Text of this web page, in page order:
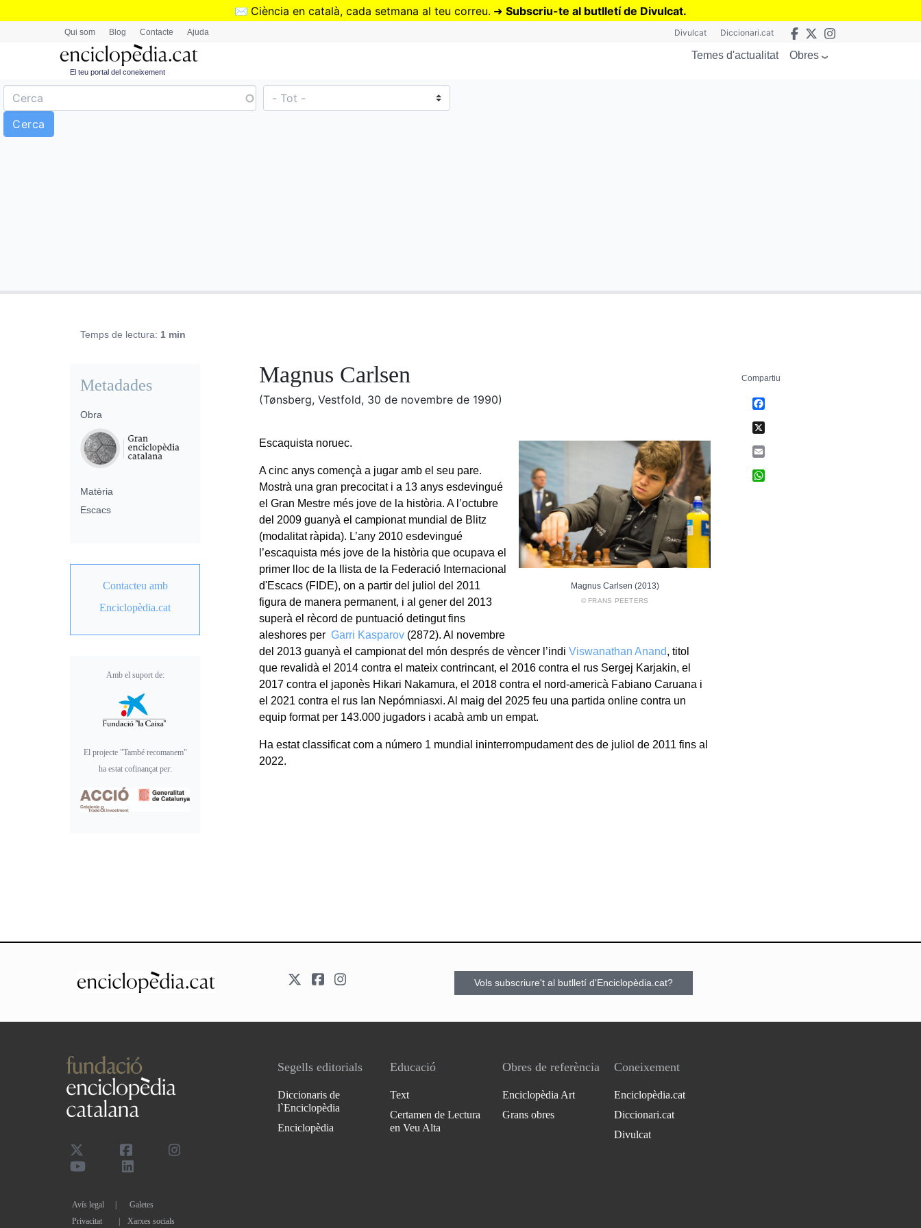
Vés
✉️ Ciència en català, cada setmana al teu correu. ➜ Subscriu-te al butlletí de Divulcat.
Qui som Blog Contacte Ajuda Divulcat Diccionari.cat
El teu portal del coneixement
Temes d'actualitat Obres
Temps de lectura: 1 min
Magnus Carlsen
(Tønsberg, Vestfold, 30 de novembre de 1990)
Magnus Carlsen (2013)
© FRANS PEETERS
Escaquista noruec.
A cinc anys començà a jugar amb el seu pare.
Mostrà una gran precocitat i a 13 anys esdevingué
el Gran Mestre més jove de la història. A l’octubre
del 2009 guanyà el campionat mundial de Blitz
(modalitat ràpida). L’any 2010 esdevingué
l’escaquista més jove de la història que ocupava el
primer lloc de la llista de la Federació Internacional
d'Escacs (FIDE), on a partir del juliol del 2011
figura de manera permanent, i al gener del 2013
superà el rècord de puntuació detingut fins
aleshores perGarri Kasparov (2872). Al novembre
del 2013 guanyà el campionat del món després de vèncer l’indiViswanathan Anand, titol
que revalidà el 2014 contra el mateix contrincant, el 2016 contra el rus Sergej Karjakin, el
2017 contra el japonès Hikari Nakamura, el 2018 contra el nord-americà Fabiano Caruana i
el 2021 contra el rus Ian Nepómniasxi. Al maig del 2025 feu una partida online contra un
equip format per 143.000 jugadors i acabà amb un empat.
Ha estat classificat com a número 1 mundial ininterrompudament des de juliol de 2011 fins al
2022.
Metadades
Obra
Matèria
Escacs
Contacteu amb
Enciclopèdia.cat
Amb el suport de:
El projecte "També recomanem"
ha estat cofinançat per:
Compartiu
Vols subscriure't al butlletí d'Enciclopèdia.cat?
Avís legal
Galetes
Privacitat
| Xarxes socials
Segells editorials
Diccionaris de
l`Enciclopèdia
Enciclopèdia
Educació
Text
Certamen de Lectura
en Veu Alta
Obres de referència
Enciclopèdia Art
Grans obres
Coneixement
Enciclopèdia.cat
Diccionari.cat
Divulcat